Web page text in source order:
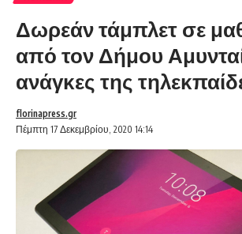
Δωρεάν τάμπλετ σε
από τον Δήμου
ανάγκες της
Πέμπτη 17 Δεκεμβρίου, 2020 14:14
florinapress.gr